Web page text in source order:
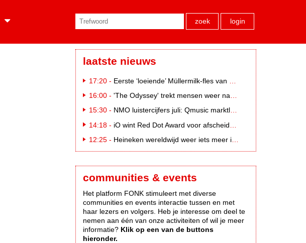
zoek login
laatste nieuws
17:20 - Eerste ‘loeiende’ Müllermilk-fles van €25.000,- gevonden
16:00 - 'The Odyssey' trekt mensen weer naar de bioscoop
15:30 - NMO luistercijfers juli: Qmusic marktleider, gevolgd door NPO2 en 538
14:18 - iO wint Red Dot Award voor afscheidscampagne Peter Houtman bij Feyenoord
12:25 - Heineken wereldwijd weer iets meer in trek
communities & events
Het platform FONK stimuleert met diverse
communities en events interactie tussen en met
haar lezers en volgers. Heb je interesse om deel te
nemen aan één van onze activiteiten of wil je meer
informatie? Klik op een van de buttons
hieronder.